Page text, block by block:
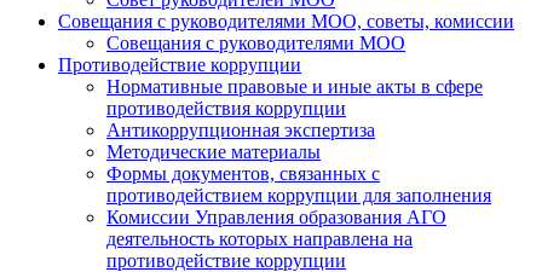
Совещания с руководителями МОО, советы, комиссии
Совещания с руководителями МОО
Противодействие коррупции
Нормативные правовые и иные акты в сфере
противодействия коррупции
Антикоррупционная экспертиза
Методические материалы
Формы документов, связанных с
противодействием коррупции для заполнения
Комиссии Управления образования АГО
деятельность которых направлена на
противодействие коррупции